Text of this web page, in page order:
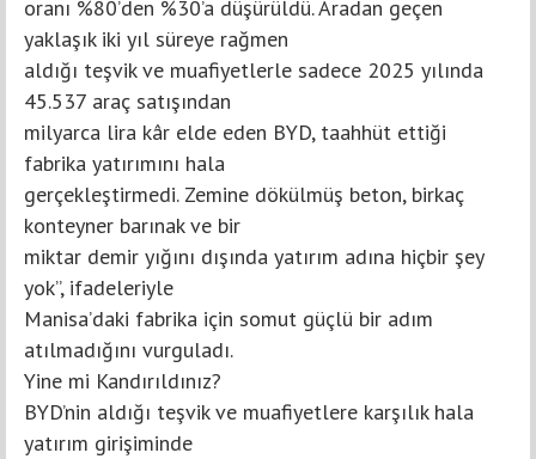
oranı %80’den %30’a düşürüldü. Aradan geçen
yaklaşık iki yıl süreye rağmen
aldığı teşvik ve muafiyetlerle sadece 2025 yılında
45.537 araç satışından
milyarca lira kâr elde eden BYD, taahhüt ettiği
fabrika yatırımını hala
gerçekleştirmedi. Zemine dökülmüş beton, birkaç
konteyner barınak ve bir
miktar demir yığını dışında yatırım adına hiçbir şey
yok”, ifadeleriyle
Manisa’daki fabrika için somut güçlü bir adım
atılmadığını vurguladı.
Yine mi Kandırıldınız?
BYD’nin aldığı teşvik ve muafiyetlere karşılık hala
yatırım girişiminde